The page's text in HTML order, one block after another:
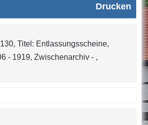
Drucken
Titel: Entlassungsscheine,
- 1919, Zwischenarchiv - ,